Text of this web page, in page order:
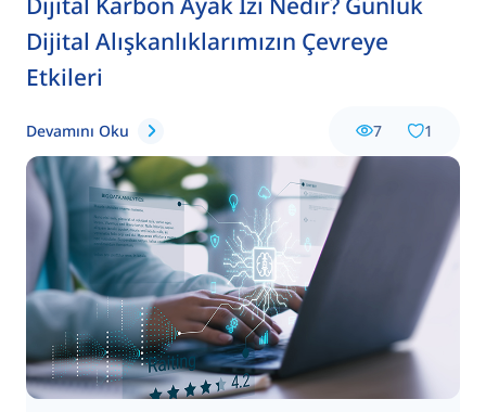
Dijital Alışkanlıklarımızın Çevreye
Etkileri
Devamını Oku 7 1